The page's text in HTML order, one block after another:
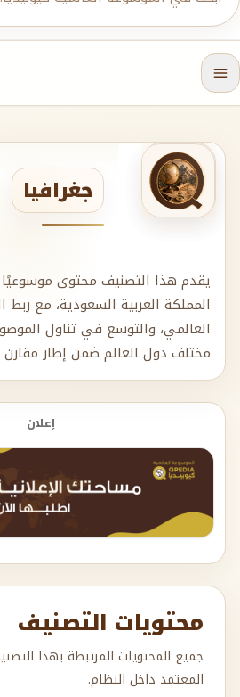
جغرافيا
يقدم هذا التصنيف محتوى
المملكة العربية السعودية، مع ربط
العالمي، والتوسع في تناول
مختلف دول العالم ضمن إطار
إعلان
محتويات التصنيف
جميع المحتويات المرتبطة بهذا
المعتمد داخل النظام.